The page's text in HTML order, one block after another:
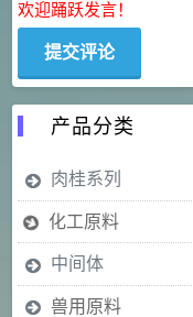
欢迎踊跃发言！
产品分类
肉桂系列
化工原料
中间体
兽用原料